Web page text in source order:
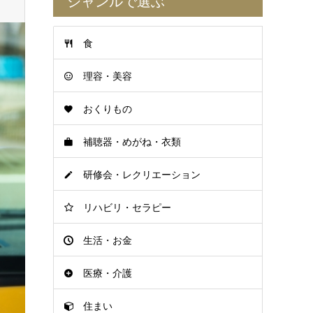
食
理容・美容
おくりもの
補聴器・めがね・衣類
研修会・レクリエーション
リハビリ・セラピー
生活・お金
医療・介護
住まい